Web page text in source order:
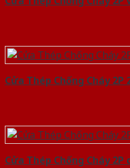
Cửa Thép Chống Cháy
Cửa Thép Chống Cháy